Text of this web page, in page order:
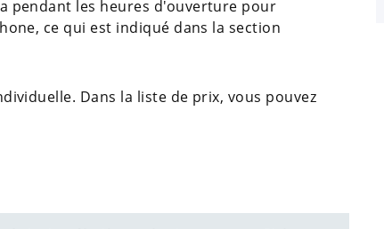
pendant les heures d'ouverture pour
ce qui est indiqué dans la section
Dans la liste de prix, vous pouvez